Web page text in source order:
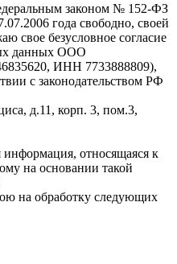
законом № 152-ФЗ
года свободно, своей
свое безусловное согласие
данных ООО
ИНН 7733888809),
с законодательством РФ
д.11, корп. 3, пом.3,
относящаяся к
на основании такой
на обработку следующих